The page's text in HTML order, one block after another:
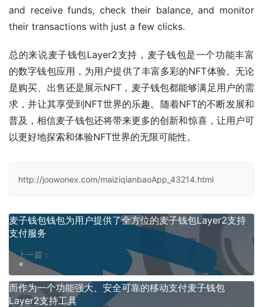
and receive funds, check their balance, and monitor
their transactions with just a few clicks.
总的来说麦子钱包Layer2支持，麦子钱包是一个功能丰富
的数字钱包应用，为用户提供了丰富多彩的NFT体验。无论
是购买、出售还是展示NFT，麦子钱包都能够满足用户的需
求，并让其享受到NFT世界的乐趣。随着NFT的不断发展和
普及，相信麦子钱包还将带来更多的创新和惊喜，让用户可
以更好地探索和体验NFT世界的无限可能性。
http://joowonex.com/maiziqianbaoApp_43214.html
上一篇：
麦子钱包钱包为用户提供了全方位的麦子钱包Layer2支持
支付服务
而作为一个功能强大、安全可靠的移动支付麦子钱包
Layer2支持工具